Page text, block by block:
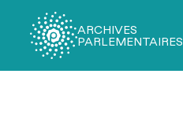
ARCHIVES
PARLEMENTAIRES